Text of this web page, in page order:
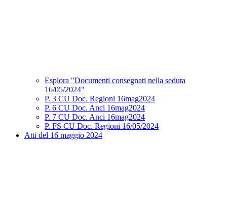
Esplora "Documenti consegnati nella seduta
16/05/2024"
P. 3 CU Doc. Regioni 16mag2024
P. 6 CU Doc. Anci 16mag2024
P. 7 CU Doc. Anci 16mag2024
P. FS CU Doc. Regioni 16/05/2024
Atti del 16 maggio 2024